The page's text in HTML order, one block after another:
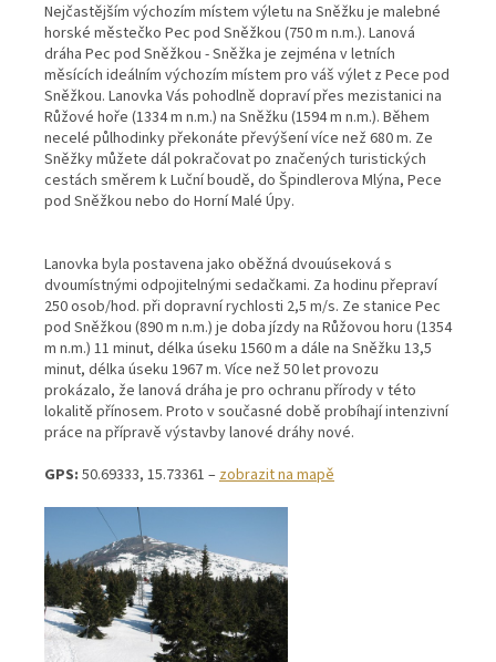
Nejčastějším výchozím místem výletu na Sněžku je malebné
horské městečko Pec pod Sněžkou (750 m n.m.). Lanová
dráha Pec pod Sněžkou - Sněžka je zejména v letních
měsících ideálním výchozím místem pro váš výlet z Pece pod
Sněžkou. Lanovka Vás pohodlně dopraví přes mezistanici na
Růžové hoře (1334 m n.m.) na Sněžku (1594 m n.m.). Během
necelé půlhodinky překonáte převýšení více než 680 m. Ze
Sněžky můžete dál pokračovat po značených turistických
cestách směrem k Luční boudě, do Špindlerova Mlýna, Pece
pod Sněžkou nebo do Horní Malé Úpy.
Lanovka byla postavena jako oběžná dvouúseková s
dvoumístnými odpojitelnými sedačkami. Za hodinu přepraví
250 osob/hod. při dopravní rychlosti 2,5 m/s. Ze stanice Pec
pod Sněžkou (890 m n.m.) je doba jízdy na Růžovou horu (1354
m n.m.) 11 minut, délka úseku 1560 m a dále na Sněžku 13,5
minut, délka úseku 1967 m. Více než 50 let provozu
prokázalo, že lanová dráha je pro ochranu přírody v této
lokalitě přínosem. Proto v současné době probíhají intenzivní
práce na přípravě výstavby lanové dráhy nové.
GPS: 50.69333, 15.73361 –zobrazit na mapě